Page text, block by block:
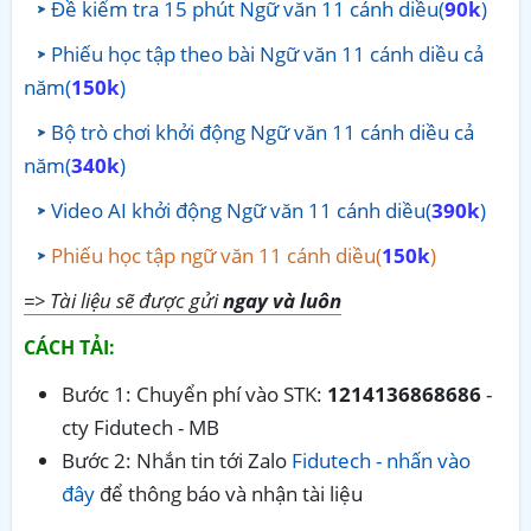
Đề kiểm tra 15 phút Ngữ văn 11 cánh diều(90k)
Phiếu học tập theo bài Ngữ văn 11 cánh diều cả
năm(150k)
Bộ trò chơi khởi động Ngữ văn 11 cánh diều cả
năm(340k)
Video AI khởi động Ngữ văn 11 cánh diều(390k)
Phiếu học tập ngữ văn 11 cánh diều(150k)
=> Tài liệu sẽ được gửingay và luôn
CÁCH TẢI:
Bước 1: Chuyển phí vào STK: 1214136868686-
cty Fidutech - MB
Bước 2: Nhắn tin tới Zalo Fidutech - nhấn vào
đây để thông báo và nhận tài liệu